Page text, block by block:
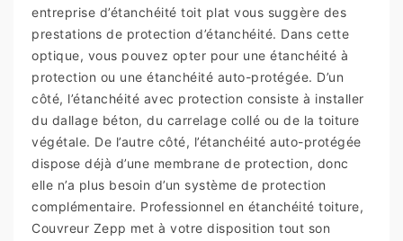
entreprise d’étanchéité toit plat vous suggère des
prestations de protection d’étanchéité. Dans cette
optique, vous pouvez opter pour une étanchéité à
protection ou une étanchéité auto-protégée. D’un
côté, l’étanchéité avec protection consiste à installer
du dallage béton, du carrelage collé ou de la toiture
végétale. De l’autre côté, l’étanchéité auto-protégée
dispose déjà d’une membrane de protection, donc
elle n’a plus besoin d’un système de protection
complémentaire. Professionnel en étanchéité toiture,
Couvreur Zepp met à votre disposition tout son